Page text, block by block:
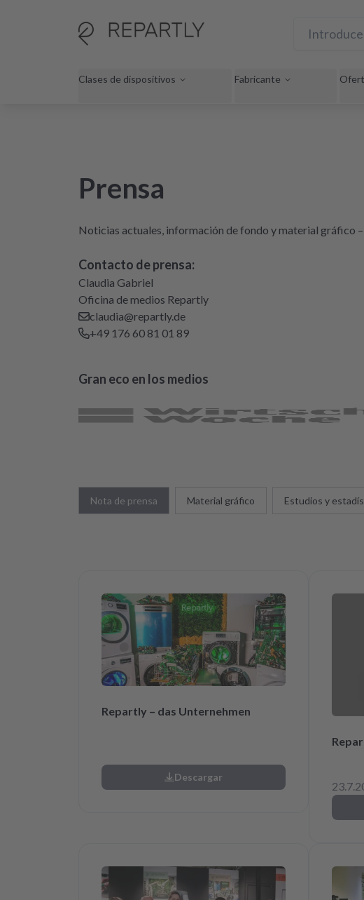
Clases de dispositivos Fabricante
Prensa
Noticias actuales, información de fondo y material gráfico
Contacto de prensa:
Claudia Gabriel
Oficina de medios Repartly
claudia@repartly.de
+49 176 60 81 01 89
Gran eco en los medios
Nota de prensa Material gráfico Estudios y
Repartly – das Unternehmen
Descargar